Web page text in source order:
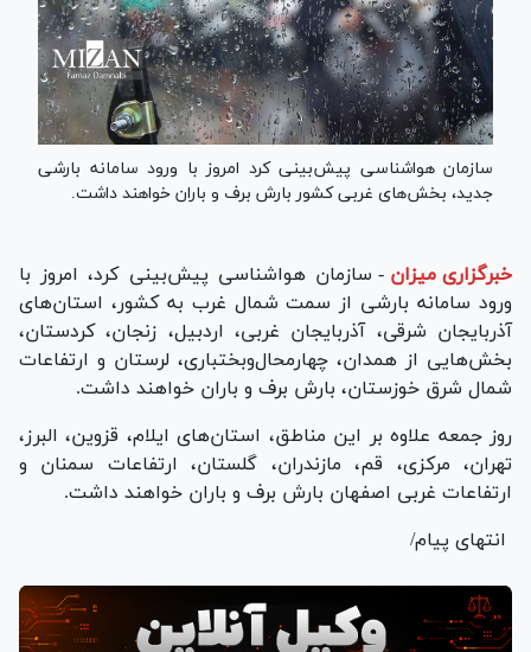
سازمان هواشناسی پیش‌بینی کرد امروز با ورود سامانه بارشی
جدید، بخش‌های غربی کشور بارش برف و باران خواهند داشت.
خبرگزاری میزان - سازمان هواشناسی پیش‌بینی کرد، امروز با
ورود سامانه بارشی از سمت شمال غرب به کشور، استان‌های
آذربایجان شرقی، آذربایجان غربی، اردبیل، زنجان، کردستان،
بخش‌هایی از همدان، چهارمحال‌وبختباری، لرستان و ارتفاعات
شمال شرق خوزستان، بارش برف و باران خواهند داشت.
روز جمعه علاوه بر این مناطق، استان‌های ایلام، قزوین، البرز،
تهران، مرکزی، قم، مازندران، گلستان، ارتفاعات سمنان و
ارتفاعات غربی اصفهان بارش برف و باران خواهند داشت.
انتهای پیام/